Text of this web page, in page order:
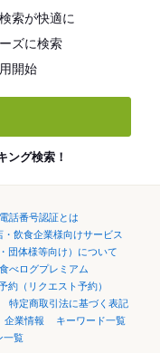
索が快適に
ズに検索
開始
ング検索！
話番号認証とは
・飲食企業様向けサービス
団体様等向け）について
食べログプレミアム
約（リクエスト予約）
特定商取引法に基づく表記
企業情報
キーワード一覧
一覧